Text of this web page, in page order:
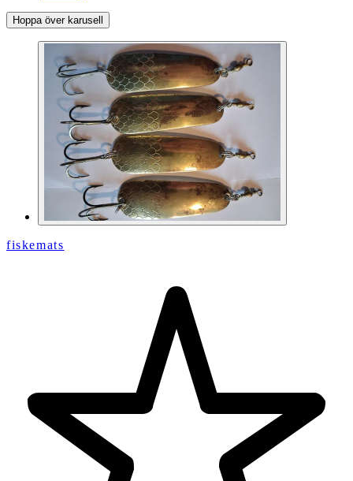
Hoppa över karusell
fiskemats